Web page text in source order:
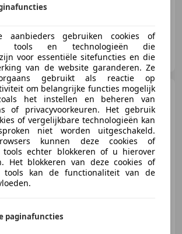
en Techniek
Volkswagen Tiguan1.4
TSI 150pk SPORT&STYLE, NAVI,
PDC, AUTM.TREKHAA
€ 7.895
gebruiken cookies of
tools en technologieën die
voor essentiële sitefuncties en die
van de website garanderen. Ze
gebruikt als reactie op
om belangrijke functies mogelijk
het instellen en beheren van
of privacyvoorkeuren. Het gebruik
of vergelijkbare technologieën kan
niet worden uitgeschakeld.
kunnen deze cookies of
tools echter blokkeren of u hierover
Het blokkeren van deze cookies of
tools kan de functionaliteit van de
paginafuncties